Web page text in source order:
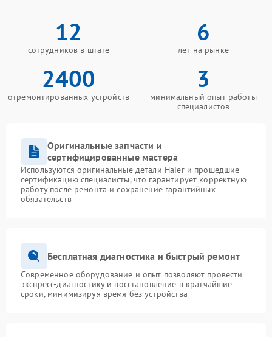
12
сотрудников в штате
6
лет на рынке
2400
отремонтированных устройств
3
минимальный опыт работы
специалистов
Оригинальные запчасти и
сертифицированные мастера
Используются оригинальные детали Haier и прошедшие
сертификацию специалисты, что гарантирует корректную
работу после ремонта и сохранение гарантийных
обязательств
Бесплатная диагностика и быстрый ремонт
Современное оборудование и опыт позволяют провести
экспресс-диагностику и восстановление в кратчайшие
сроки, минимизируя время без устройства